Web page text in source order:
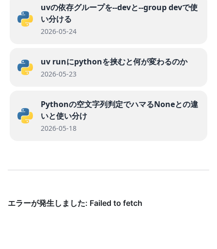
uvの依存グループを--devと--group devで使
い分ける
2026-05-24
uv runにpythonを挟むと何が変わるのか
2026-05-23
Pythonの空文字列判定でハマるNoneとの違
いと使い分け
2026-05-18